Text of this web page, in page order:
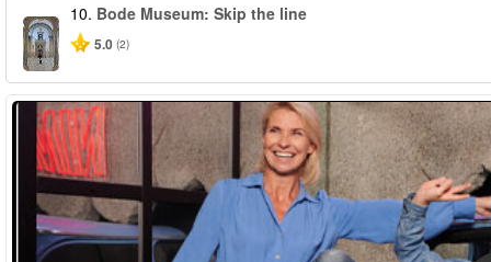
10. Bode Museum: Skip the line
5.0 (2)